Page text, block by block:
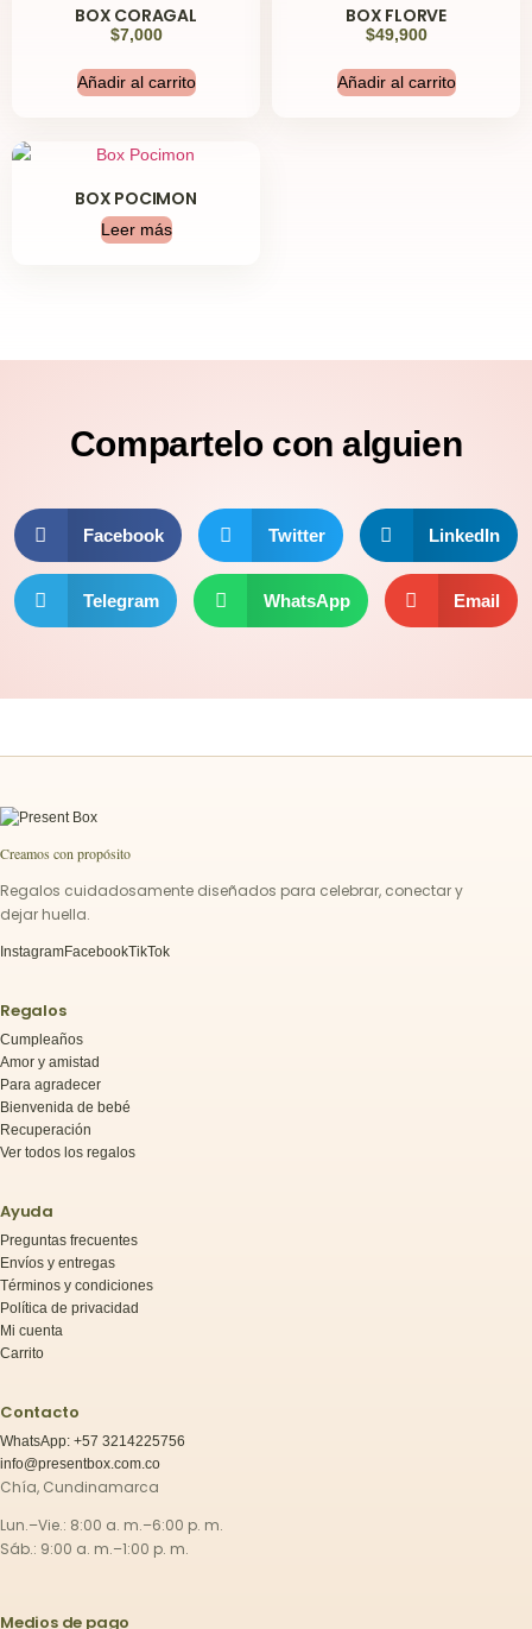
BOX CORAGAL
$7,000
Añadir al carrito
BOX FLORVE
$49,900
Añadir al carrito
BOX POCIMON
Leer más
Compartelo con alguien
Facebook Twitter LinkedIn
Telegram WhatsApp Email
Creamos con propósito
Regalos cuidadosamente diseñados para celebrar, conectar y
dejar huella.
InstagramFacebookTikTok
Regalos
Cumpleaños
Amor y amistad
Para agradecer
Bienvenida de bebé
Recuperación
Ver todos los regalos
Ayuda
Preguntas frecuentes
Envíos y entregas
Términos y condiciones
Política de privacidad
Mi cuenta
Carrito
Contacto
WhatsApp: +57 3214225756
info@presentbox.com.co
Chía, Cundinamarca
Lun.–Vie.: 8:00 a. m.–6:00 p. m.
Sáb.: 9:00 a. m.–1:00 p. m.
Medios de pago